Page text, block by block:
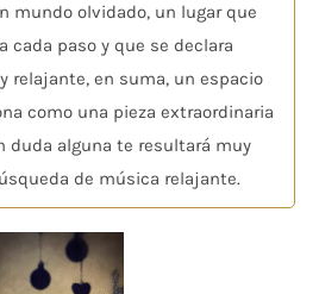
mundo olvidado, un lugar que
cada paso y que se declara
relajante, en suma, un espacio
como una pieza extraordinaria
duda alguna te resultará muy
de música relajante.